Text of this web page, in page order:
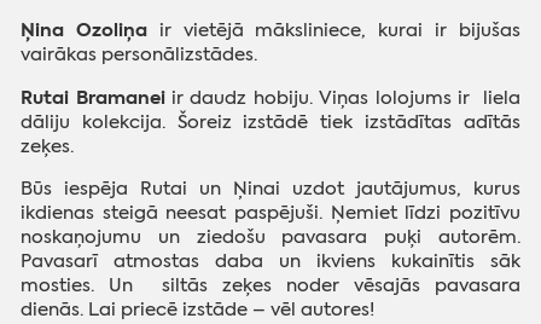
Ņina Ozoliņa ir vietējā māksliniece, kurai ir bijušas
vairākas personālizstādes.
Rutai Bramaneiir daudz hobiju. Viņas lolojums ir liela
dāliju kolekcija. Šoreiz izstādē tiek izstādītas adītās
zeķes.
Būs iespēja Rutai un Ņinai uzdot jautājumus, kurus
ikdienas steigā neesat paspējuši. Ņemiet līdzi pozitīvu
noskaņojumu un ziedošu pavasara puķi autorēm.
Pavasarī atmostas daba un ikviens kukainītis sāk
mosties. Un siltās zeķes noder vēsajās pavasara
dienās. Lai priecē izstāde – vēl autores!